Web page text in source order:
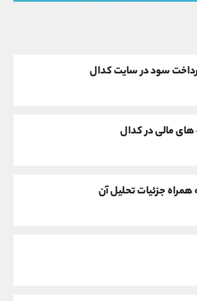
سود در سایت کدال
مالی در کدال
جزئیات تحلیل آن